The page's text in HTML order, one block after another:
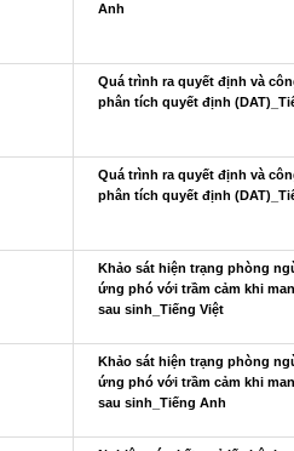
Anh
Quá trình ra quyết định và
phân tích quyết định
Quá trình ra quyết định và
phân tích quyết định
Khảo sát hiện trạng phòng
ứng phó với trầm cảm khi
sau sinh_Tiếng Việt
Khảo sát hiện trạng phòng
ứng phó với trầm cảm khi
sau sinh_Tiếng Anh